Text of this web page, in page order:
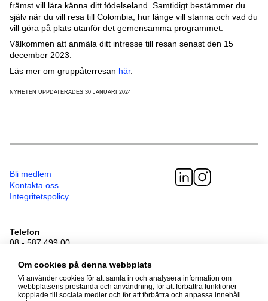
främst vill lära känna ditt födelseland. Samtidigt bestämmer du
själv när du vill resa till Colombia, hur länge vill stanna och vad du
vill göra på plats utanför det gemensamma programmet.
Välkommen att anmäla ditt intresse till resan senast den 15
december 2023.
Läs mer om gruppåterresan här.
NYHETEN UPPDATERADES 30 JANUARI 2024
Bli medlem
Kontakta oss
Integritetspolicy
Telefon
08 - 587 499 00
Sveavägen 41
111 34 Stockholm
Om cookies på denna webbplats
Vi använder cookies för att samla in och analysera information om
webbplatsens prestanda och användning, för att förbättra funktioner
kopplade till sociala medier och för att förbättra och anpassa innehåll